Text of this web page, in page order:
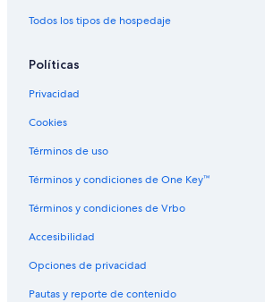
Todos los tipos de hospedaje
Políticas
Privacidad
Cookies
Términos de uso
Términos y condiciones de One Key™
Términos y condiciones de Vrbo
Accesibilidad
Opciones de privacidad
Pautas y reporte de contenido